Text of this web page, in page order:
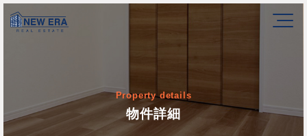
Property details
物件詳細